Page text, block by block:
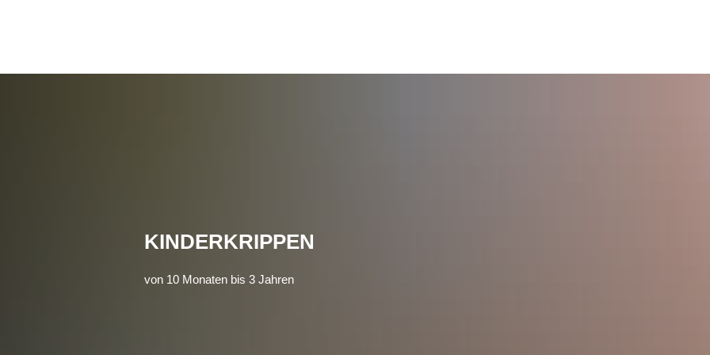
KINDERKRIPPEN
von 10 Monaten bis 3 Jahren